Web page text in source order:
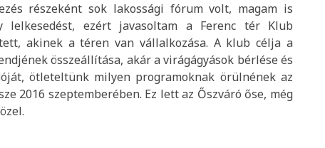
részeként sok lakossági fórum volt, magam is
lelkesedést, ezért javasoltam a Ferenc tér Klub
akinek a téren van vállalkozása. A klub célja a
összeállítása, akár a virágágyások bérlése és
ötleteltünk milyen programoknak örülnének az
2016 szeptemberében. Ez lett az Őszváró őse, még